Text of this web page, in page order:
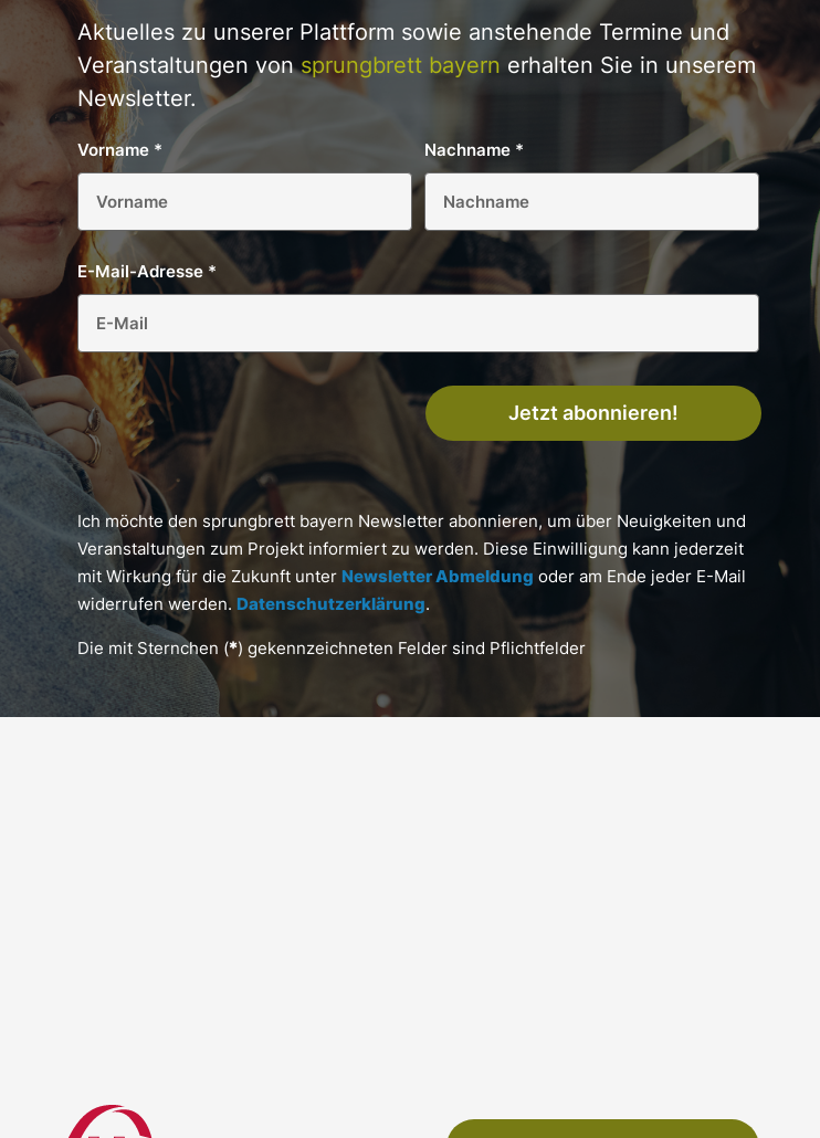
Aktuelles zu unserer Plattform sowie anstehende Termine und
Veranstaltungen vonsprungbrett bayern erhalten Sie in unserem
Newsletter.
Vorname * Nachname *
E-Mail-Adresse *
Jetzt abonnieren!
Ich möchte den sprungbrett bayern Newsletter abonnieren, um über Neuigkeiten und
Veranstaltungen zum Projekt informiert zu werden. Diese Einwilligung kann jederzeit
mit Wirkung für die Zukunft unter Newsletter Abmeldung oder am Ende jeder E-Mail
widerrufen werden. Datenschutzerklärung.
Die mit Sternchen (*) gekennzeichneten Felder sind Pflichtfelder